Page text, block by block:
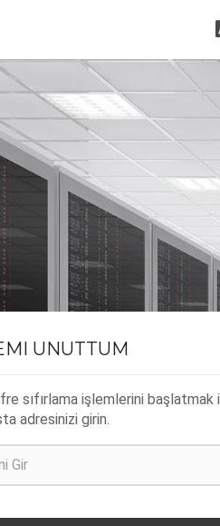
UNUTTUM
sıfırlama işlemlerini başlatmak
adresinizi girin.